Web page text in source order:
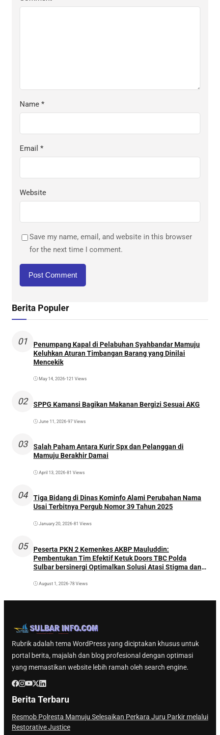
Name *
Email *
Website
Save my name, email, and website in this browser
for the next time I comment.
Berita Populer
01
Penumpang Kapal di Pelabuhan Syahbandar Mamuju
Keluhkan Aturan Timbangan Barang yang Dinilai
Mencekik
May 14, 2026•121 Views
02 SPPG Kamansi Bagikan Makanan Bergizi Sesuai AKG
June 11, 2026•97 Views
03
Salah Paham Antara Kurir Spx dan Pelanggan di
Mamuju Berakhir Damai
April 13, 2026•81 Views
04
Tiga Bidang di Dinas Kominfo Alami Perubahan Nama
Usai Terbitnya Pergub Nomor 39 Tahun 2025
January 20, 2026•81 Views
05
Peserta PKN 2 Kemenkes AKBP Mauluddin:
Pembentukan Tim Efektif Ketuk Doors TBC Polda
Sulbar bersinergi Optimalkan Solusi Atasi Stigma dan
August 1, 2026•78 Views
Rubrik adalah tema WordPress yang diciptakan khusus untuk
portal berita, majalah dan blog profesional dengan optimasi
yang memastikan website lebih ramah oleh search engine.
Berita Terbaru
Resmob Polresta Mamuju Selesaikan Perkara Juru Parkir melalui
Restorative Justice